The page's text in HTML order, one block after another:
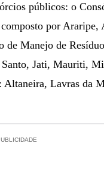
públicos: o
por
de Manejo de
Jati, Mauriti,
Lavras da